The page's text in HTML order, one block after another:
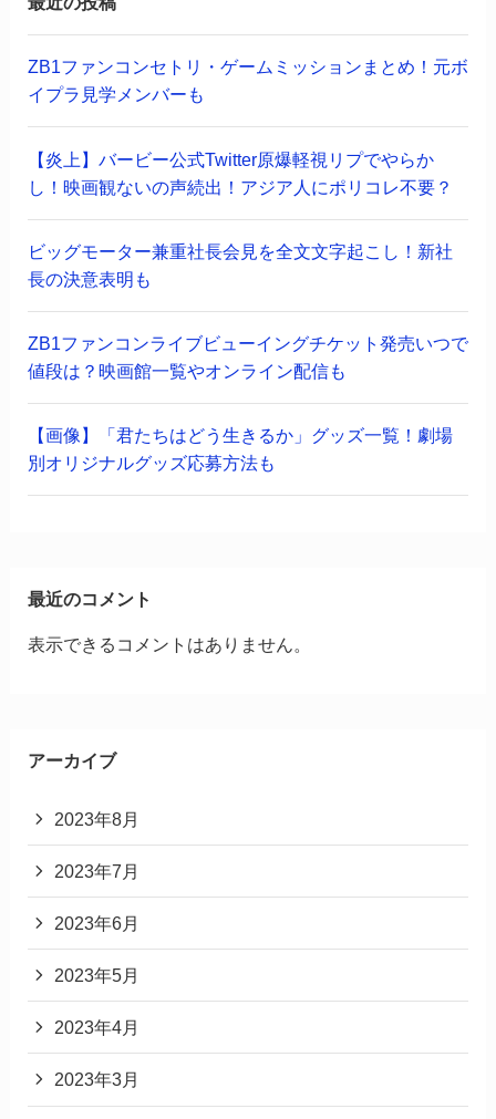
ZB1ファンコンセトリ・ゲームミッションまとめ！元ボ
イプラ見学メンバーも
【炎上】バービー公式Twitter原爆軽視リプでやらか
し！映画観ないの声続出！アジア人にポリコレ不要？
ビッグモーター兼重社長会見を全文文字起こし！新社
長の決意表明も
ZB1ファンコンライブビューイングチケット発売いつで
値段は？映画館一覧やオンライン配信も
【画像】「君たちはどう生きるか」グッズ一覧！劇場
別オリジナルグッズ応募方法も
最近のコメント
表示できるコメントはありません。
アーカイブ
2023年8月
2023年7月
2023年6月
2023年5月
2023年4月
2023年3月